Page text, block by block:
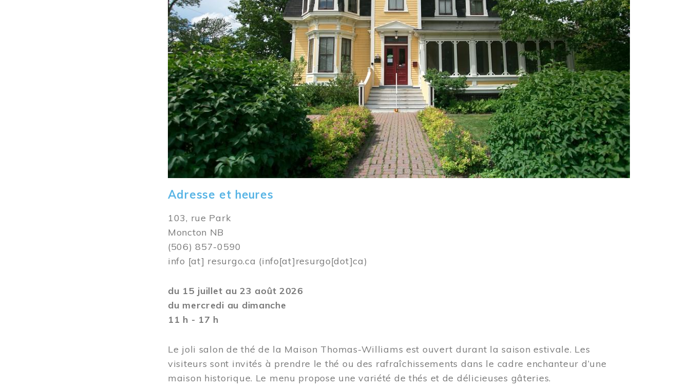
Adresse et heures
103, rue Park
Moncton NB
(506) 857-0590
info [at] resurgo.ca (info[at]resurgo[dot]ca)
du 15 juillet au 23 août 2026
du mercredi au dimanche
11 h - 17 h
Le joli salon de thé de la Maison Thomas-Williams est ouvert durant la saison estivale. Les
visiteurs sont invités à prendre le thé ou des rafraîchissements dans le cadre enchanteur d’une
maison historique. Le menu propose une variété de thés et de délicieuses gâteries.